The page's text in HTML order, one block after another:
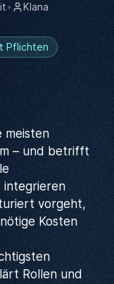
• KIana
Pflichten
meisten
– und betrifft
integrieren
vorgeht,
Kosten
Rollen und